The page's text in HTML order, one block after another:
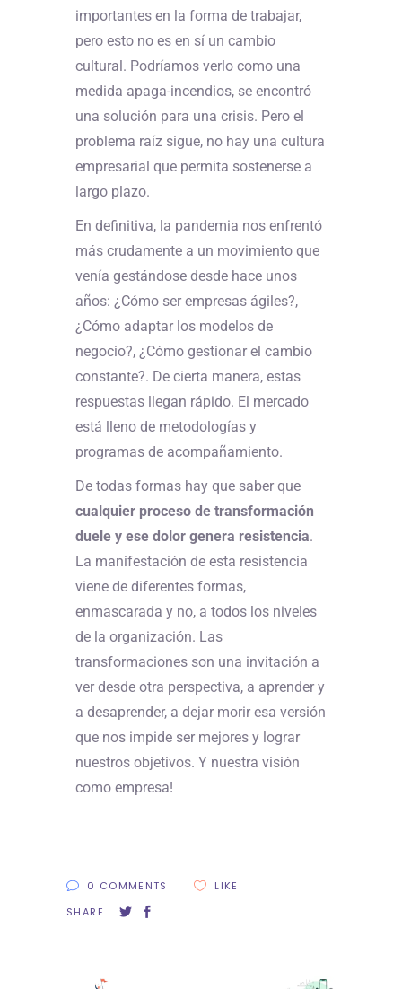
importantes en la forma de trabajar,
pero esto no es en sí un cambio
cultural. Podríamos verlo como una
medida apaga-incendios, se encontró
una solución para una crisis. Pero el
problema raíz sigue, no hay una cultura
empresarial que permita sostenerse a
largo plazo.
En definitiva, la pandemia nos enfrentó
más crudamente a un movimiento que
venía gestándose desde hace unos
años: ¿Cómo ser empresas ágiles?,
¿Cómo adaptar los modelos de
negocio?, ¿Cómo gestionar el cambio
constante?. De cierta manera, estas
respuestas llegan rápido. El mercado
está lleno de metodologías y
programas de acompañamiento.
De todas formas hay que saber que
cualquier proceso de transformación
duele y ese dolor genera resistencia.
La manifestación de esta resistencia
viene de diferentes formas,
enmascarada y no, a todos los niveles
de la organización. Las
transformaciones son una invitación a
ver desde otra perspectiva, a aprender y
a desaprender, a dejar morir esa versión
que nos impide ser mejores y lograr
nuestros objetivos. Y nuestra visión
como empresa!
0 COMMENTS
LIKE
SHARE